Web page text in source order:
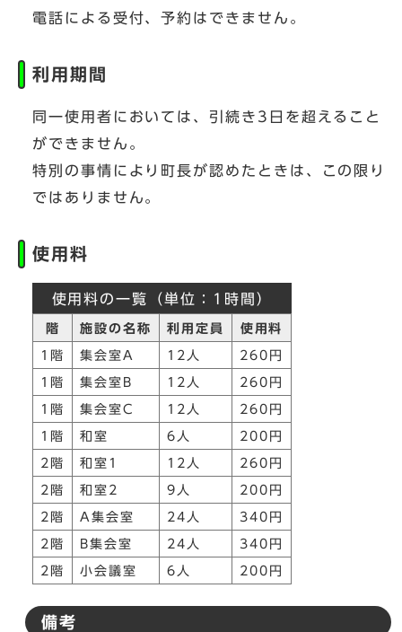
電話による受付、予約はできません。
利用期間
同一使用者においては、引続き3日を超えること
ができません。
特別の事情により町長が認めたときは、この限り
ではありません。
使用料
使用料の一覧（単位：1時間）
階 施設の名称 利用定員 使用料
1階 集会室A 12人 260円
1階 集会室B 12人 260円
1階 集会室C 12人 260円
1階 和室 6人 200円
2階 和室1 12人 260円
2階 和室2 9人 200円
2階 A集会室 24人 340円
2階 B集会室 24人 340円
2階 小会議室 6人 200円
備考